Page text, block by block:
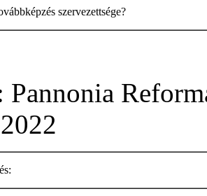
szervezettsége?